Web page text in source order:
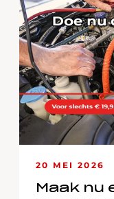
20 MEI 2026
Maak nu